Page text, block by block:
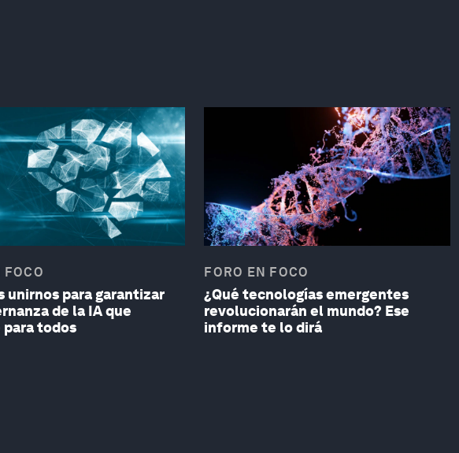
FOCO
unirnos para garantizar
de la IA que
todos
FORO EN FOCO
¿Qué tecnologías emergentes
revolucionarán el mundo? Ese
informe te lo dirá